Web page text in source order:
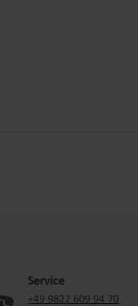
Service
+49 9822 609 94 70